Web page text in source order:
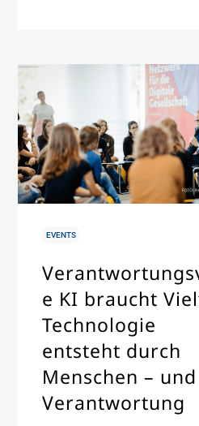
EVENTS
e KI braucht
Technologie
entsteht durch
Menschen – und
Verantwortung